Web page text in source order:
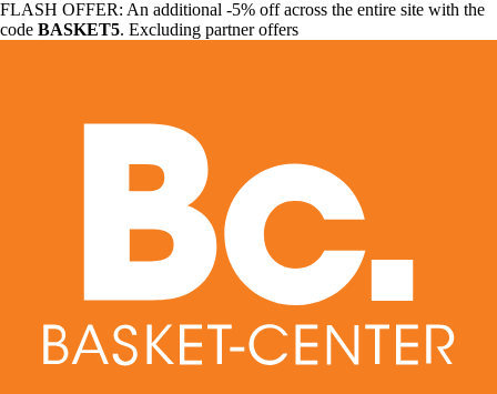
FLASH OFFER: An additional -5% off across the entire site with the
code BASKET5. Excluding partner offers